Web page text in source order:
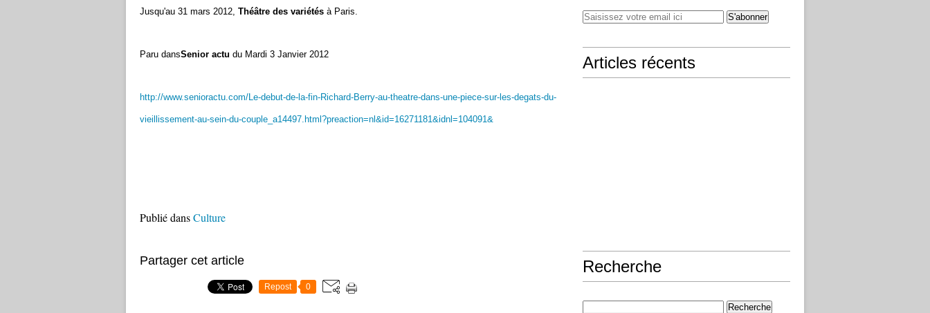
Jusqu'au 31 mars 2012, Théâtre des variétés à Paris.
Paru dansSenior actu du Mardi 3 Janvier 2012
http://www.senioractu.com/Le-debut-de-la-fin-Richard-Berry-au-theatre-dans-une-piece-sur-les-degats-du-
vieillissement-au-sein-du-couple_a14497.html?preaction=nl&id=16271181&idnl=104091&
Publié dansCulture
Partager cet article
Repost 0
Articles récents
Recherche